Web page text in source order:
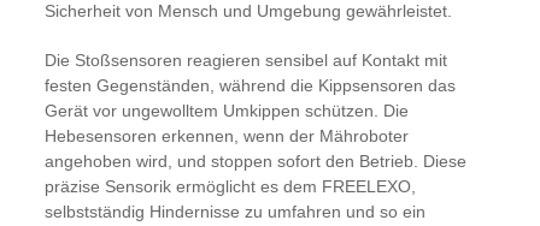
Sicherheit von Mensch und Umgebung gewährleistet.
Die Stoßsensoren reagieren sensibel auf Kontakt mit
festen Gegenständen, während die Kippsensoren das
Gerät vor ungewolltem Umkippen schützen. Die
Hebesensoren erkennen, wenn der Mähroboter
angehoben wird, und stoppen sofort den Betrieb. Diese
präzise Sensorik ermöglicht es dem FREELEXO,
selbstständig Hindernisse zu umfahren und so ein